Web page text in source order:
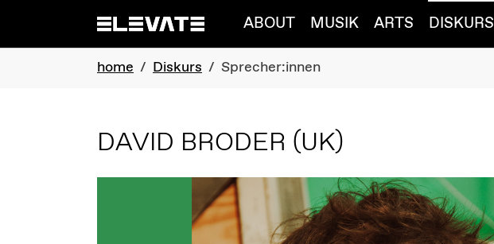
ABOUT MUSIK ARTS DISKURS
You are here:
home Diskurs Sprecher:innen
DAVID BRODER (UK)